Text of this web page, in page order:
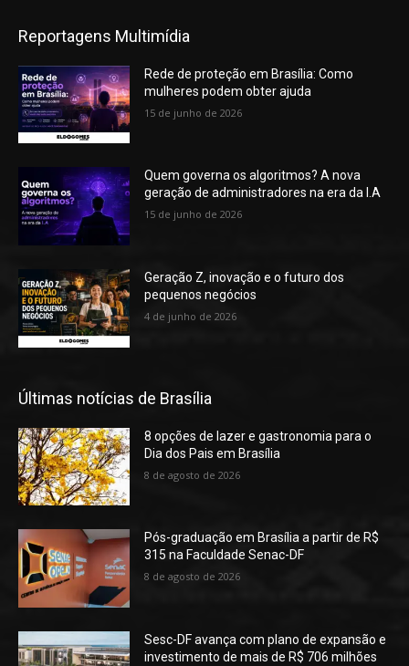
Reportagens Multimídia
Rede de proteção em Brasília: Como
mulheres podem obter ajuda
15 de junho de 2026
Quem governa os algoritmos? A nova
geração de administradores na era da I.A
15 de junho de 2026
Geração Z, inovação e o futuro dos
pequenos negócios
4 de junho de 2026
Últimas notícias de Brasília
8 opções de lazer e gastronomia para o
Dia dos Pais em Brasília
8 de agosto de 2026
Pós-graduação em Brasília a partir de R$
315 na Faculdade Senac-DF
8 de agosto de 2026
Sesc-DF avança com plano de expansão e
investimento de mais de R$ 706 milhões